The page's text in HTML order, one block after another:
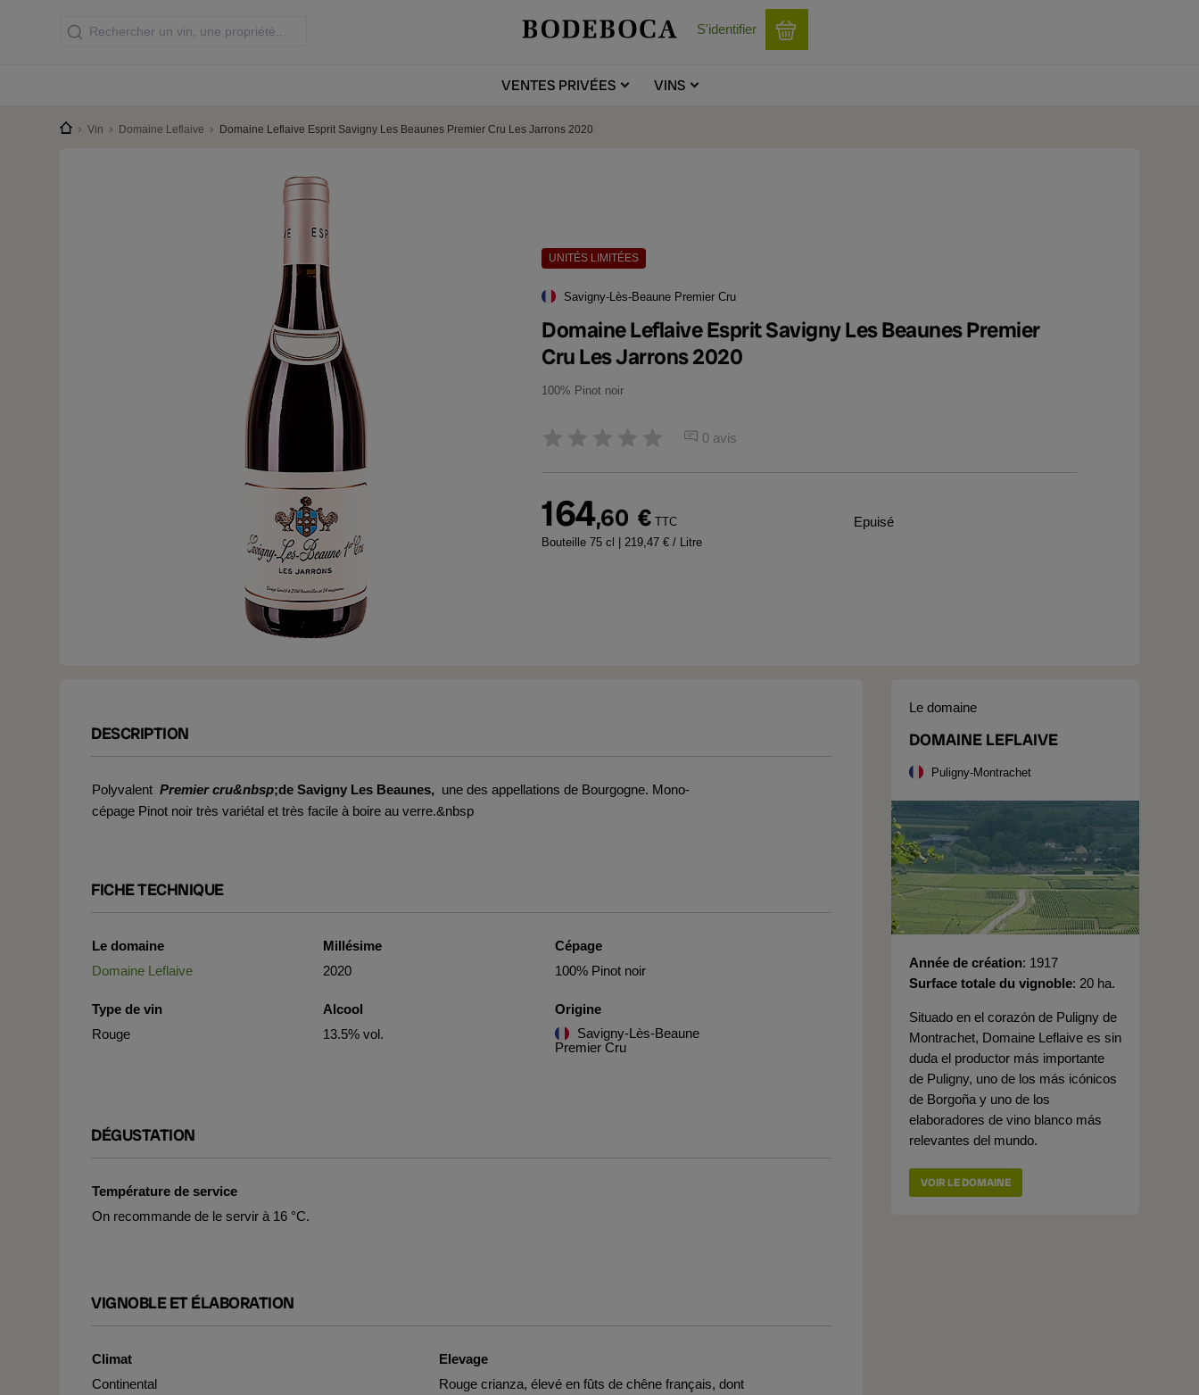
S'identifier
VENTES PRIVÉES VINS
Vin Domaine Leflaive Domaine Leflaive Esprit Savigny Les Beaunes Premier Cru Les Jarrons 2020
UNITÉS LIMITÉES
Savigny-Lès-Beaune Premier Cru
Domaine Leflaive Esprit Savigny Les Beaunes Premier
Cru Les Jarrons 2020
100% Pinot noir
0 avis
164,60 € TTC
Bouteille 75 cl
| 219,47 € / Litre
Epuisé
DESCRIPTION
Polyvalent Premier cru&nbsp;de Savigny Les Beaunes, une des appellations de Bourgogne. Mono-
cépage Pinot noir très variétal et très facile à boire au verre.&nbsp
FICHE TECHNIQUE
Le domaine
Domaine Leflaive
Type de vin
Rouge
Millésime
2020
Alcool
13.5% vol.
Cépage
100% Pinot noir
Origine
Savigny-Lès-Beaune
Premier Cru
DÉGUSTATION
Température de service
On recommande de le servir à 16 °C.
VIGNOBLE ET ÉLABORATION
Climat
Continental
Elevage
Rouge crianza, élevé en fûts de chêne français, dont
Le domaine
DOMAINE LEFLAIVE
Puligny-Montrachet
Année de création 1917
Surface totale du vignoble 20 ha.
Situado en el corazón de Puligny de
Montrachet, Domaine Leflaive es sin
duda el productor más importante
de Puligny, uno de los más icónicos
de Borgoña y uno de los
elaboradores de vino blanco más
relevantes del mundo.
VOIR LE DOMAINE